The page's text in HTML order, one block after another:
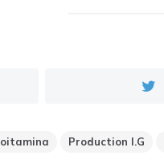
Production I.G